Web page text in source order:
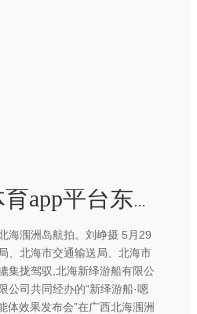
现金九游体育app平台东说念主均滥用冲破2000元-九游体育app官网下载IOS/安卓全站最新版下载
海涠洲岛航拍。刘峥摄 5月29
、北海市交通输送局、北海市
集拢驾驭,北海新绎游船有限公
公司共同经办的“新绎游船·嗯
体效果发布会”在广西北海涠洲